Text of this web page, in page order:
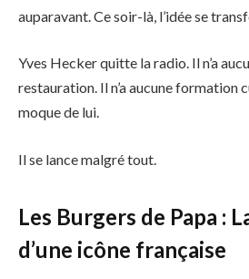
auparavant. Ce soir-là, l’idée se
Yves Hecker quitte la radio. Il n’a
restauration. Il n’a aucune formation
moque de lui.
Il se lance malgré tout.
Les Burgers de Papa :
d’une icône française